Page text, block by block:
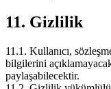
11. Gizlilik
11.1. Kullanıcı,
bilgilerini
paylaşabilecektir.